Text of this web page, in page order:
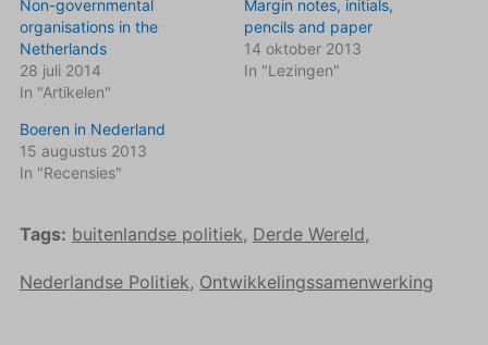
Non-governmental
organisations in the
Netherlands
28 juli 2014
In "Artikelen"
Margin notes, initials,
pencils and paper
14 oktober 2013
In "Lezingen"
Boeren in Nederland
15 augustus 2013
In "Recensies"
Tags: buitenlandse politiek, Derde Wereld,
Nederlandse Politiek, Ontwikkelingssamenwerking